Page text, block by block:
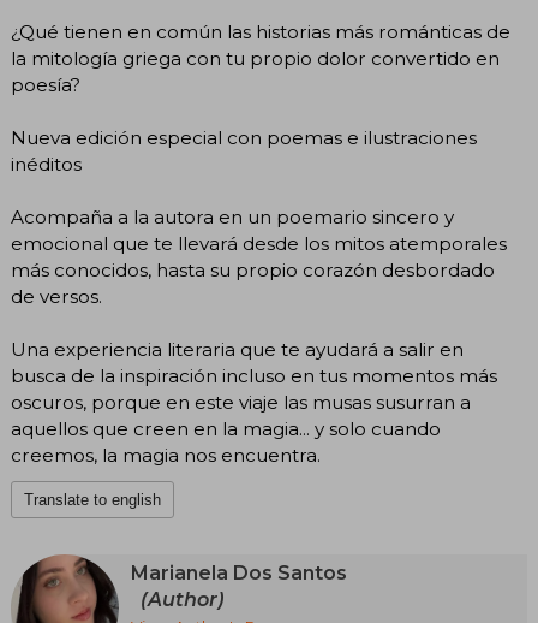
¿Qué tienen en común las historias más románticas de
la mitología griega con tu propio dolor convertido en
poesía?
Nueva edición especial con poemas e ilustraciones
inéditos
Acompaña a la autora en un poemario sincero y
emocional que te llevará desde los mitos atemporales
más conocidos, hasta su propio corazón desbordado
de versos.
Una experiencia literaria que te ayudará a salir en
busca de la inspiración incluso en tus momentos más
oscuros, porque en este viaje las musas susurran a
aquellos que creen en la magia... y solo cuando
creemos, la magia nos encuentra.
Translate to english
Marianela Dos Santos
(Author)